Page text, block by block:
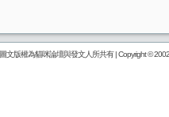
圖文版權為貓咪論壇與發文人所共有 | Copyright ©